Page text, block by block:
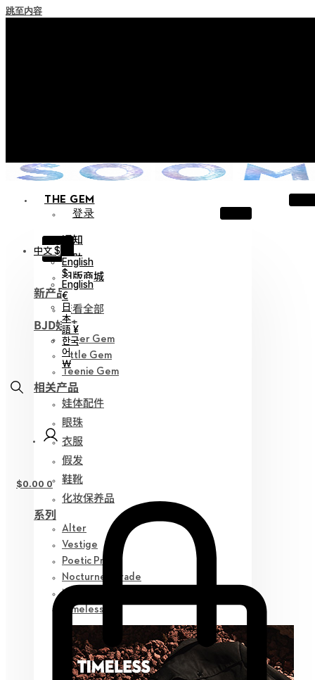
跳至内容
THE GEM
登录
X
通知
帮助
旧版商城
新产品
查看全部
BJD娃娃
Hyper Gem
Little Gem
Teenie Gem
相关产品
娃体配件
眼珠
衣服
假发
鞋靴
化妆保养品
系列
Alter
Vestige
Poetic Prose
Nocturne Parade
Myz Gem
Timeless
中文 $
English
$
English
€
日
本
語 ¥
한국
어
￦
$0.00 0